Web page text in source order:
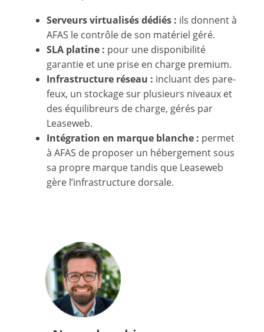
Serveurs virtualisés dédiés : ils donnent à
AFAS le contrôle de son matériel géré.
SLA platine : pour une disponibilité
garantie et une prise en charge premium.
Infrastructure réseau : incluant des pare-
feux, un stockage sur plusieurs niveaux et
des équilibreurs de charge, gérés par
Leaseweb.
Intégration en marque blanche : permet
à AFAS de proposer un hébergement sous
sa propre marque tandis que Leaseweb
gère l’infrastructure dorsale.